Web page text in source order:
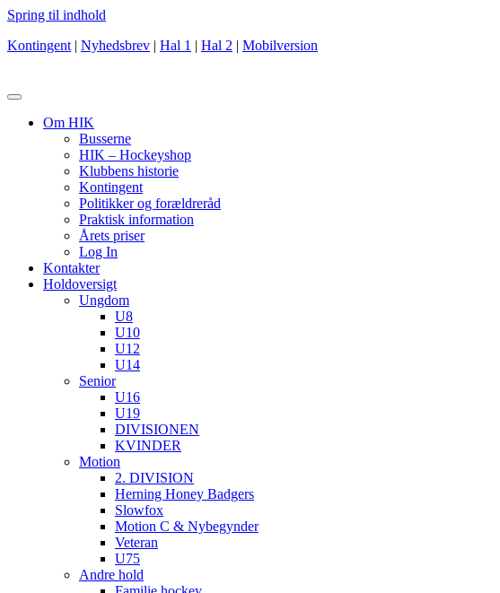
Spring til indhold
Kontingent | Nyhedsbrev | Hal 1 | Hal 2 | Mobilversion
Om HIK
Busserne
HIK – Hockeyshop
Klubbens historie
Kontingent
Politikker og forældreråd
Praktisk information
Årets priser
Log In
Kontakter
Holdoversigt
Ungdom
U8
U10
U12
U14
Senior
U16
U19
DIVISIONEN
KVINDER
Motion
2. DIVISION
Herning Honey Badgers
Slowfox
Motion C & Nybegynder
Veteran
U75
Andre hold